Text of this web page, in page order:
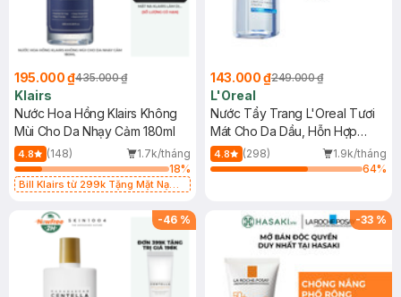
195.000 ₫435.000 ₫
Klairs
Nước Hoa Hồng Klairs Không
Mùi Cho Da Nhạy Cảm 180ml
4.8 (148)
1.7k/tháng
18%
Bill Klairs từ 299k Tặng Mặt Nạ
25ml (SL Có Hạn)
143.000 ₫249.000 ₫
L'Oreal
Nước Tẩy Trang L'Oreal Tươi
Mát Cho Da Dầu, Hỗn Hợp
400ml
4.8 (298)
1.9k/tháng
64%
-46 % -33 %